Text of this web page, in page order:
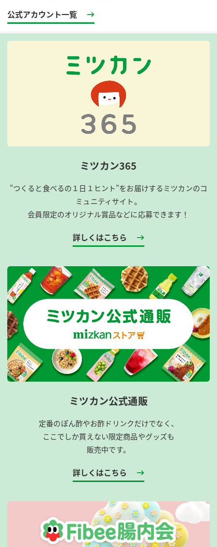
公式アカウント一覧
ミツカン365
”つくると食べるの１日１ヒント”をお届けするミツカンのコ
ミュニティサイト。
会員限定のオリジナル賞品などに応募できます！
詳しくはこちら
ミツカン公式通販
定番のぽん酢やお酢ドリンクだけでなく、
ここでしか買えない限定商品やグッズも
販売中です。
詳しくはこちら